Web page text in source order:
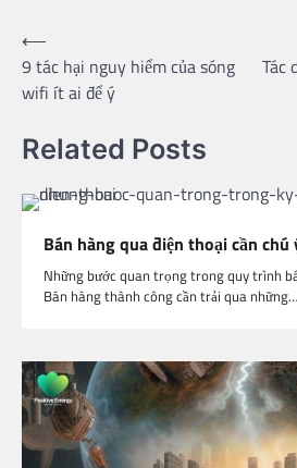
Post
navigation
⟵
9 tác hại nguy hiểm của sóng
wifi ít ai để ý
Tác
Related Posts
Bán hàng qua điện thoại cần chú
Những bước quan trọng trong quy trình
Bán hàng thành công cần trải qua những…